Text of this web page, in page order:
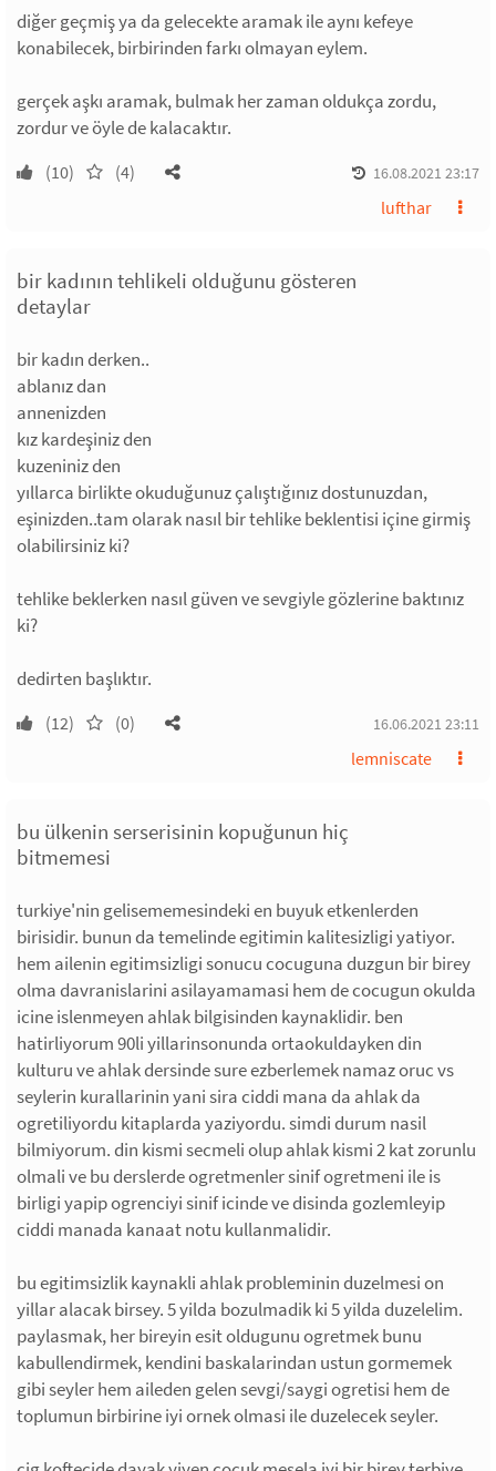
diğer geçmiş ya da gelecekte aramak ile aynı kefeye
konabilecek, birbirinden farkı olmayan eylem.
gerçek aşkı aramak, bulmak her zaman oldukça zordu,
zordur ve öyle de kalacaktır.
(10) (4) 16.08.2021 23:17
lufthar
bir kadının tehlikeli olduğunu gösteren
detaylar
bir kadın derken..
ablanız dan
annenizden
kız kardeşiniz den
kuzeniniz den
yıllarca birlikte okuduğunuz çalıştığınız dostunuzdan,
eşinizden..tam olarak nasıl bir tehlike beklentisi içine girmiş
olabilirsiniz ki?
tehlike beklerken nasıl güven ve sevgiyle gözlerine baktınız
ki?
dedirten başlıktır.
(12) (0) 16.06.2021 23:11
lemniscate
bu ülkenin serserisinin kopuğunun hiç
bitmemesi
turkiye'nin gelisememesindeki en buyuk etkenlerden
birisidir. bunun da temelinde egitimin kalitesizligi yatiyor.
hem ailenin egitimsizligi sonucu cocuguna duzgun bir birey
olma davranislarini asilayamamasi hem de cocugun okulda
icine islenmeyen ahlak bilgisinden kaynaklidir. ben
hatirliyorum 90li yillarinsonunda ortaokuldayken din
kulturu ve ahlak dersinde sure ezberlemek namaz oruc vs
seylerin kurallarinin yani sira ciddi mana da ahlak da
ogretiliyordu kitaplarda yaziyordu. simdi durum nasil
bilmiyorum. din kismi secmeli olup ahlak kismi 2 kat zorunlu
olmali ve bu derslerde ogretmenler sinif ogretmeni ile is
birligi yapip ogrenciyi sinif icinde ve disinda gozlemleyip
ciddi manada kanaat notu kullanmalidir.
bu egitimsizlik kaynakli ahlak probleminin duzelmesi on
yillar alacak birsey. 5 yilda bozulmadik ki 5 yilda duzelelim.
paylasmak, her bireyin esit oldugunu ogretmek bunu
kabullendirmek, kendini baskalarindan ustun gormemek
gibi seyler hem aileden gelen sevgi/saygi ogretisi hem de
toplumun birbirine iyi ornek olmasi ile duzelecek seyler.